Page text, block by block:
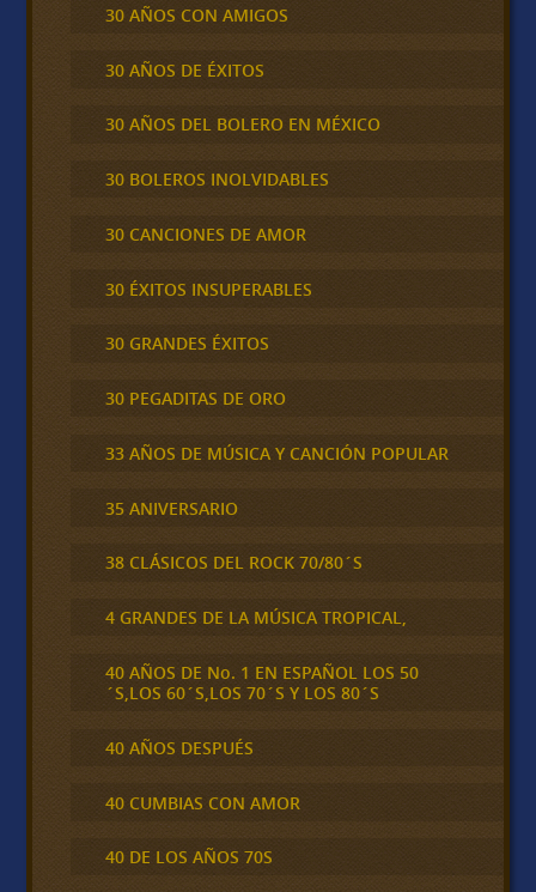
30 AÑOS CON AMIGOS
30 AÑOS DE ÉXITOS
30 AÑOS DEL BOLERO EN MÉXICO
30 BOLEROS INOLVIDABLES
30 CANCIONES DE AMOR
30 ÉXITOS INSUPERABLES
30 GRANDES ÉXITOS
30 PEGADITAS DE ORO
33 AÑOS DE MÚSICA Y CANCIÓN POPULAR
35 ANIVERSARIO
38 CLÁSICOS DEL ROCK 70/80´S
4 GRANDES DE LA MÚSICA TROPICAL,
40 AÑOS DE No. 1 EN ESPAÑOL LOS 50
´S,LOS 60´S,LOS 70´S Y LOS 80´S
40 AÑOS DESPUÉS
40 CUMBIAS CON AMOR
40 DE LOS AÑOS 70S